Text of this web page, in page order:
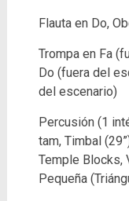
Flauta en Do,
Trompa en Fa
Do (fuera del
del escenario)
Percusión (1
tam, Timbal
Temple Blocks,
Pequeña